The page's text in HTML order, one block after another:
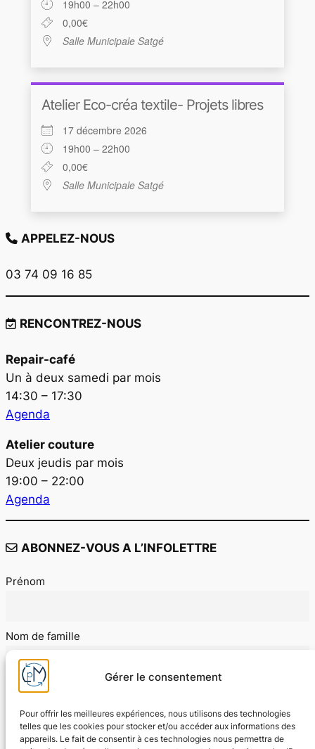
Gérer le consentement
Pour offrir les meilleures expériences, nous utilisons des technologies
telles que les cookies pour stocker et/ou accéder aux informations des
appareils. Le fait de consentir à ces technologies nous permettra de
19h00 – 22h00
0,00€
Salle Municipale Satgé
Atelier Eco-créa textile- Projets libres
17 décembre 2026
19h00 – 22h00
0,00€
Salle Municipale Satgé
APPELEZ-NOUS
03 74 09 16 85
RENCONTREZ-NOUS
Repair-café
Un à deux samedi par mois
14:30 – 17:30
Agenda
Atelier couture
Deux jeudis par mois
19:00 – 22:00
Agenda
ABONNEZ-VOUS A L’INFOLETTRE
Prénom
Nom de famille
E-mail